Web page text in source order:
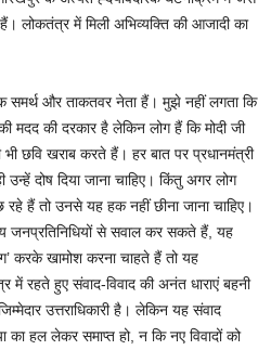
हैं। लोकतंत्र में मिली अभिव्यक्ति की आजादी का
समर्थ और ताकतवर नेता हैं। मुझे नहीं लगता कि
मदद की दरकार है लेकिन लोग हैं कि मोदी जी
छवि खराब करते हैं। हर बात पर प्रधानमंत्री
उन्हें दोष दिया जाना चाहिए। किंतु अगर लोग
हैं तो उनसे यह हक नहीं छीना जाना चाहिए।
जनप्रतिनिधियों से सवाल कर सकते हैं, यह
करके खामोश करना चाहते हैं तो यह
रहते हुए संवाद-विवाद की अनंत धाराएं बहनी
उत्तराधिकारी है। लेकिन यह संवाद
का हल लेकर समाप्त हो, न कि नए विवादों को